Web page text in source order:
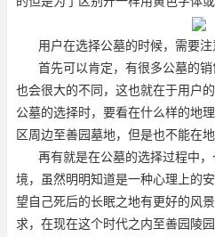
用户在选择公墓的时候，需要注
首先可以肯定，有很多公墓的
也会很大的不同，这也就在于用户
公墓的选择时，要看在什么样的地
区周边至善园墓地，但是也不能在
再有就是在公墓的选择过程中
境，虽然明明知道是一种心理上的
望自己死后的长眠之地有更好的风
求，在现在这个时代之内至善园陵园